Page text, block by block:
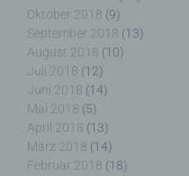
Oktober 2018 (9)
September 2018 (13)
August 2018 (10)
Juli 2018 (12)
Juni 2018 (14)
Mai 2018 (5)
April 2018 (13)
März 2018 (14)
Februar 2018 (18)
personenbezogener
welche die
Hinzuziehung
mehr einer
zugeordnet
zusätzlichen
werden und